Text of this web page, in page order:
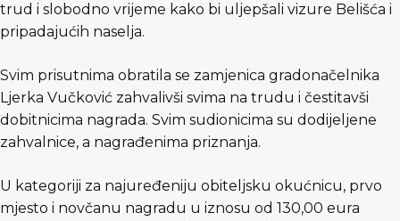
trud i slobodno vrijeme kako bi uljepšali vizure Belišća i
pripadajućih naselja.
Svim prisutnima obratila se zamjenica gradonačelnika
Ljerka Vučković zahvalivši svima na trudu i čestitavši
dobitnicima nagrada. Svim sudionicima su dodijeljene
zahvalnice, a nagrađenima priznanja.
U kategoriji za najuređeniju obiteljsku okućnicu, prvo
mjesto i novčanu nagradu u iznosu od 130,00 eura